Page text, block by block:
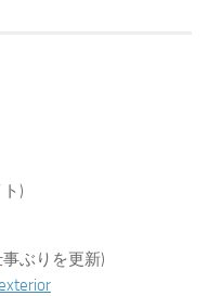
)
ぶりを更新)